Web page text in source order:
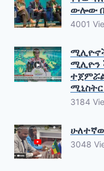
ውሎው
4001
ሚሊዮኖች
ሚሊዮን
ተጀምሯል
3184
3048